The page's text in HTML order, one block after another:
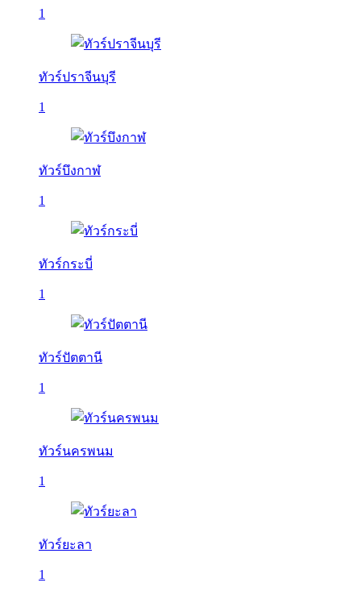
1
ทัวร์ปราจีนบุรี
1
ทัวร์บึงกาฬ
1
ทัวร์กระบี่
1
ทัวร์ปัตตานี
1
ทัวร์นครพนม
1
ทัวร์ยะลา
1